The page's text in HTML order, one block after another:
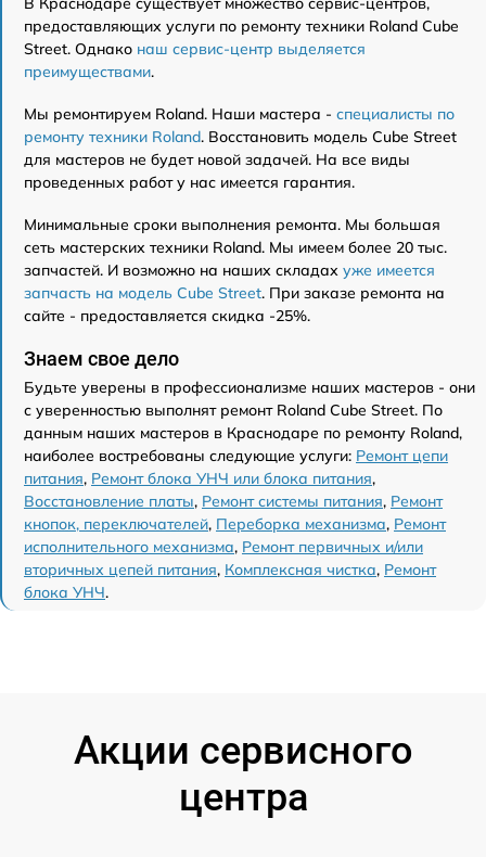
предоставляющих услуги по ремонту техники Roland Cube
Street. Однако наш сервис-центр выделяется
преимуществами.
Мы ремонтируем Roland. Наши мастера - специалисты по
ремонту техники Roland. Восстановить модель Cube Street
для мастеров не будет новой задачей. На все виды
проведенных работ у нас имеется гарантия.
Минимальные сроки выполнения ремонта. Мы большая
сеть мастерских техники Roland. Мы имеем более 20 тыс.
запчастей. И возможно на наших складах уже имеется
запчасть на модель Cube Street. При заказе ремонта на
сайте - предоставляется скидка -25%.
Знаем свое дело
Будьте уверены в профессионализме наших мастеров - они
с уверенностью выполнят ремонт Roland Cube Street. По
данным наших мастеров в Краснодаре по ремонту Roland,
наиболее востребованы следующие услуги: Ремонт цепи
питания, Ремонт блока УНЧ или блока питания,
Восстановление платы, Ремонт системы питания, Ремонт
кнопок, переключателей, Переборка механизма, Ремонт
исполнительного механизма, Ремонт первичных и/или
вторичных цепей питания, Комплексная чистка, Ремонт
блока УНЧ.
Акции сервисного
центра